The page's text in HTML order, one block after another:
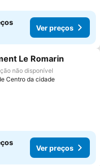
Ver preços
aos favoritos
Le Romarin
não disponível
Centro da cidade
Ver preços